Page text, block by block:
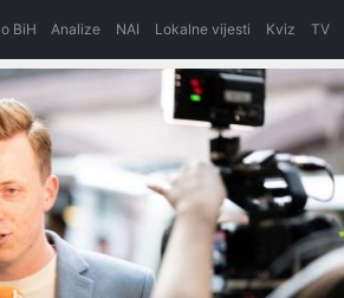
BiH Analize NAI Lokalne vijesti Kviz TV